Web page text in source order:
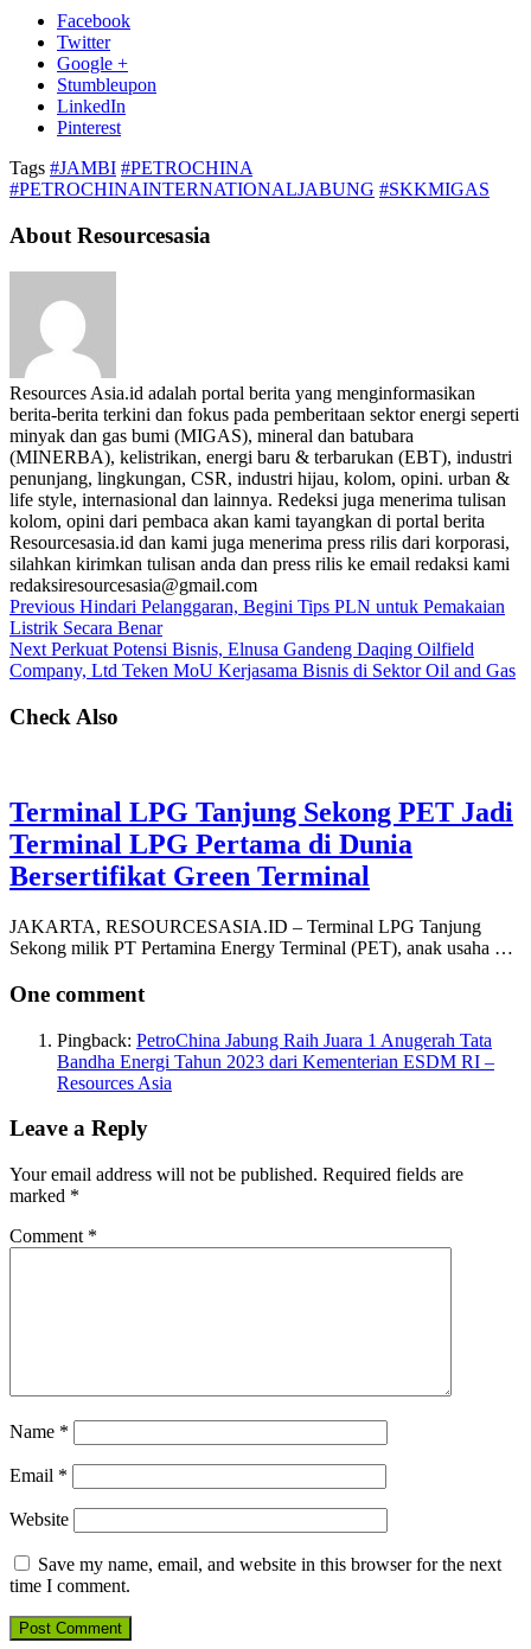
Facebook
Twitter
Google +
Stumbleupon
LinkedIn
Pinterest
Tags #JAMBI #PETROCHINA
#PETROCHINAINTERNATIONALJABUNG #SKKMIGAS
About Resourcesasia
Resources Asia.id adalah portal berita yang menginformasikan
berita-berita terkini dan fokus pada pemberitaan sektor energi seperti
minyak dan gas bumi (MIGAS), mineral dan batubara
(MINERBA), kelistrikan, energi baru & terbarukan (EBT), industri
penunjang, lingkungan, CSR, industri hijau, kolom, opini. urban &
life style, internasional dan lainnya. Redeksi juga menerima tulisan
kolom, opini dari pembaca akan kami tayangkan di portal berita
Resourcesasia.id dan kami juga menerima press rilis dari korporasi,
silahkan kirimkan tulisan anda dan press rilis ke email redaksi kami
redaksiresourcesasia@gmail.com
Previous Hindari Pelanggaran, Begini Tips PLN untuk Pemakaian
Listrik Secara Benar
Next Perkuat Potensi Bisnis, Elnusa Gandeng Daqing Oilfield
Company, Ltd Teken MoU Kerjasama Bisnis di Sektor Oil and Gas
Check Also
Terminal LPG Tanjung Sekong PET Jadi
Terminal LPG Pertama di Dunia
Bersertifikat Green Terminal
JAKARTA, RESOURCESASIA.ID – Terminal LPG Tanjung
Sekong milik PT Pertamina Energy Terminal (PET), anak usaha …
One comment
Pingback: PetroChina Jabung Raih Juara 1 Anugerah Tata
Bandha Energi Tahun 2023 dari Kementerian ESDM RI –
Resources Asia
Leave a Reply
Your email address will not be published. Required fields are
marked *
Comment *
Name *
Email *
Website
Save my name, email, and website in this browser for the next
time I comment.